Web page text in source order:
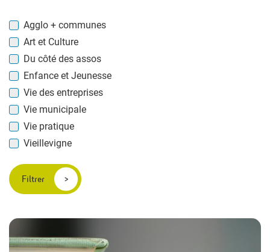
Agglo + communes
Art et Culture
Du côté des assos
Enfance et Jeunesse
Vie des entreprises
Vie municipale
Vie pratique
Vieillevigne
Filtrer